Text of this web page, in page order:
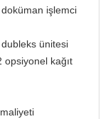
işlemci
ünitesi
opsiyonel kağıt